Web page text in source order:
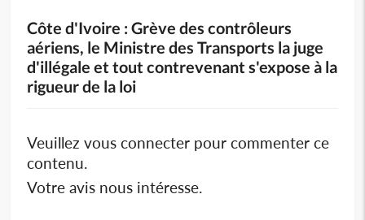
Côte d'Ivoire : Grève des contrôleurs
aériens, le Ministre des Transports la juge
d'illégale et tout contrevenant s'expose à la
rigueur de la loi
Veuillez vous connecter pour commenter ce
contenu.
Votre avis nous intéresse.